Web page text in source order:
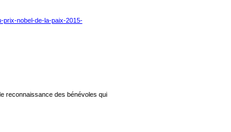
prix-nobel-de-la-paix-2015-
reconnaissance des bénévoles qui